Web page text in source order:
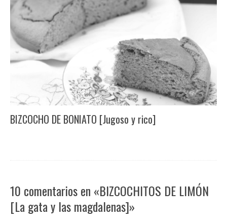
BIZCOCHO DE BONIATO [Jugoso y rico]
10 comentarios en «BIZCOCHITOS DE LIMÓN
[La gata y las magdalenas]»